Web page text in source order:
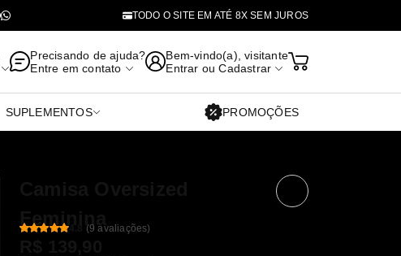
TODO O SITE EM ATÉ 8X SEM JUROS
Precisando de ajuda?
Entre em contato
Bem-vindo(a), visitante
Entrar ouCadastrar
SUPLEMENTOS PROMOÇÕES
Feminina(9 avaliações)